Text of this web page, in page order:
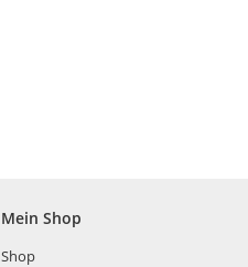
Mein Shop
Shop